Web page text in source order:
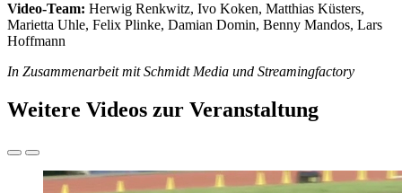
Video-Team: Herwig Renkwitz, Ivo Koken, Matthias Küsters,
Marietta Uhle, Felix Plinke, Damian Domin, Benny Mandos, Lars
Hoffmann
In Zusammenarbeit mit Schmidt Media und Streamingfactory
Weitere Videos zur Veranstaltung